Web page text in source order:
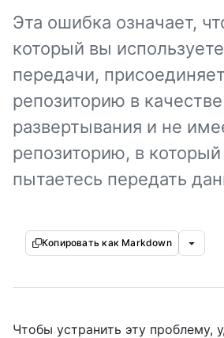
Эта ошибка означает,
который вы
передачи,
репозиторию в
развертывания и не
репозиторию, в
пытаетесь передать
Копировать как Markdown
Чтобы устранить эту проблему,